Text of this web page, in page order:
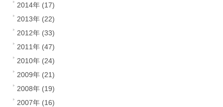
2014年 (17)
2013年 (22)
2012年 (33)
2011年 (47)
2010年 (24)
2009年 (21)
2008年 (19)
2007年 (16)